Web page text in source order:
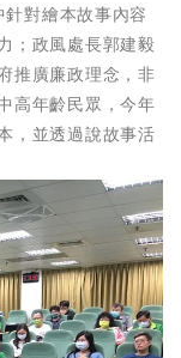
針對繪本故事內容
；政風處長郭建毅
推廣廉政理念，非
高年齡民眾，今年
，並透過說故事活